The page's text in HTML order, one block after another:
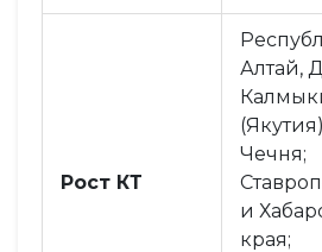
Рост КТ
Алтай,
Чечня;
и
края;